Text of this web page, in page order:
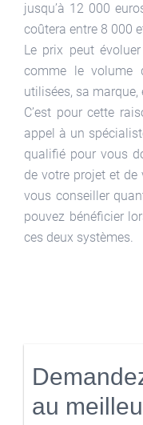
jusqu’à 12 000
coûtera entre 8 000
Le prix peut
comme le volume
utilisées, sa marque,
C’est pour cette
appel à un
qualifié pour vous
de votre projet et
vous conseiller
pouvez bénéficier
ces deux systèmes.
au